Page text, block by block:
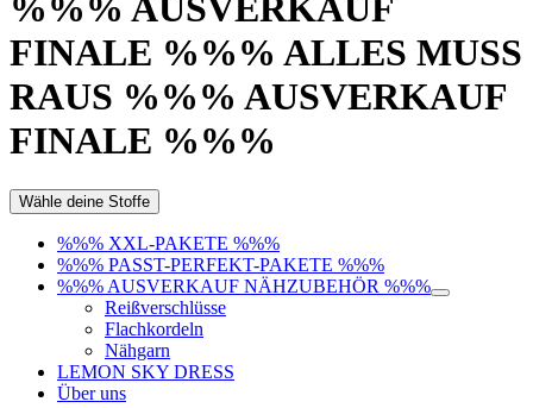
%%% AUSVERKAUF
FINALE %%% ALLES MUSS
RAUS %%% AUSVERKAUF
FINALE %%%
Wähle deine Stoffe
%%% XXL-PAKETE %%%
%%% PASST-PERFEKT-PAKETE %%%
%%% AUSVERKAUF NÄHZUBEHÖR %%%
Reißverschlüsse
Flachkordeln
Nähgarn
LEMON SKY DRESS
Über uns